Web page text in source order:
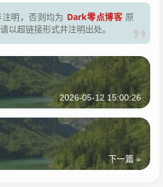
明，否则均为 Dark零点博客 原
以超链接形式并注明出处。
2026-05-12 15:00:26
下一篇 »